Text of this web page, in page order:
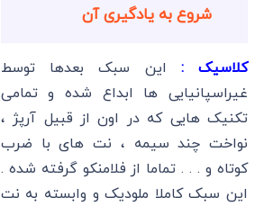
شروع به یادگیری آن
کلاسیک : این سبک بعدها توسط
غیراسپانیایی ها ابداع شده و تمامی
تکنیک هایی که در اون از قبیل آرپژ ،
نواخت چند سیمه ، نت های با ضرب
کوتاه و . . . تماما از فلامنکو گرفته شده .
این سبک کاملا ملودیک و وابسته به نت